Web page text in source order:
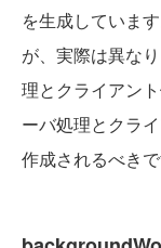
を生成していま
が、実際は異な
理とクライアン
ーバ処理とクラ
作成されるべきで